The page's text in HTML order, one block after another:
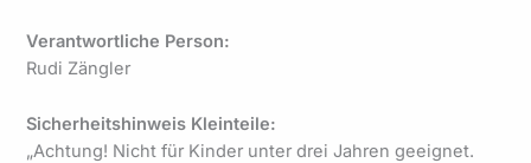
Verantwortliche Person:
Rudi Zängler
Sicherheitshinweis Kleinteile:
„Achtung! Nicht für Kinder unter drei Jahren geeignet.